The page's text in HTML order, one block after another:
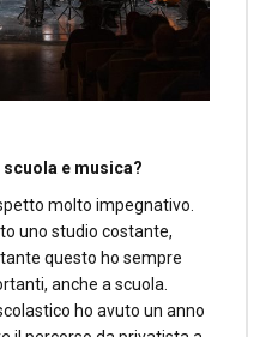
e musica?
molto impegnativo.
uno studio costante,
questo ho sempre
anche a scuola.
ho avuto un anno